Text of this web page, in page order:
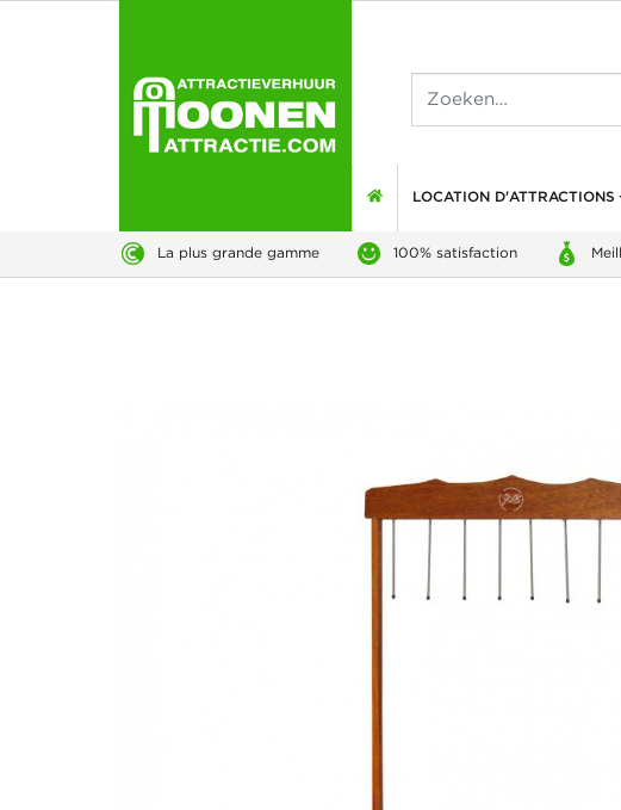
LOCATION D'ATTRACTIONS
La plus grande gamme 100% satisfaction